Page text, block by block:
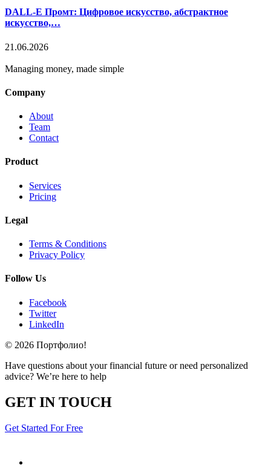
DALL-E Промт: Цифровое искусство, абстрактное
искусство,…
21.06.2026
Managing money, made simple
Company
About
Team
Contact
Product
Services
Pricing
Legal
Terms & Conditions
Privacy Policy
Follow Us
Facebook
Twitter
LinkedIn
© 2026 Портфолио!
Have questions about your financial future or need personalized
advice? We’re here to help
GET IN TOUCH
Get Started For Free